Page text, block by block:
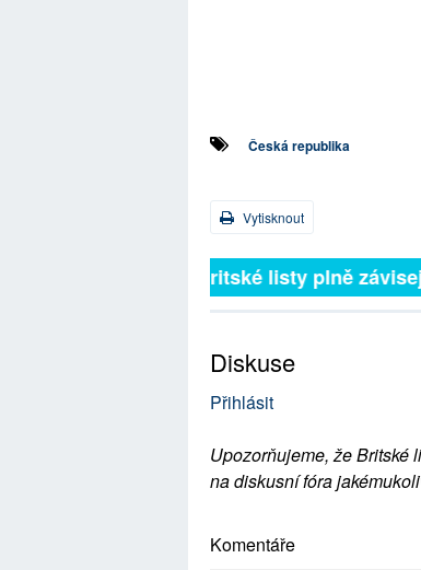
Česká republika
Vytisknout
Britské listy plně
Diskuse
Přihlásit
Upozorňujeme, že Britské
na diskusní fóra
Komentáře